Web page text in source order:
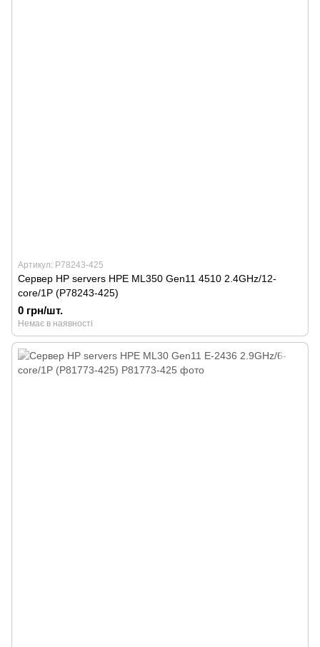
Артикул: P78243-425
Сервер HP servers HPE ML350 Gen11 4510 2.4GHz/12-
core/1P (P78243-425)
0 грн/шт.
Немає в наявності